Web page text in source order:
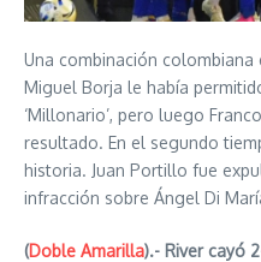
Una combinación colombiana
Miguel Borja le había
‘Millonario’, pero luego
resultado. En el segundo
historia. Juan Portillo fue
infracción sobre Ángel Di
(Doble Amarilla).- River cayó